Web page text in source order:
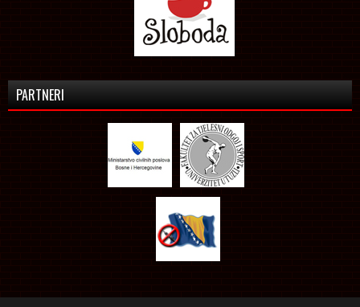
PARTNERI